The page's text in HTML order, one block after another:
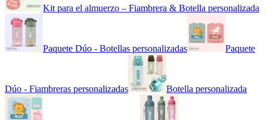
Kit para el almuerzo – Fiambrera & Botella personalizada
Paquete Dúo - Botellas personalizadas Paquete
Dúo - Fiambreras personalizadas Botella personalizada